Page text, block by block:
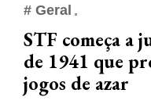
# Geral
STF começa a
de 1941 que
jogos de azar